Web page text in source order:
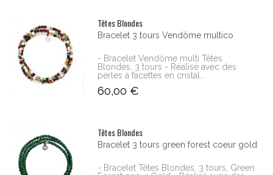
Têtes Blondes
Bracelet 3 tours Vendôme multico
- Bracelet Vendôme multi Têtes
Blondes, 3 tours - Réalisé avec des
perles à facettes en cristal...
60,00 €
Têtes Blondes
Bracelet 3 tours green forest coeur gold
- Bracelet Têtes Blondes, 3 tours, Green